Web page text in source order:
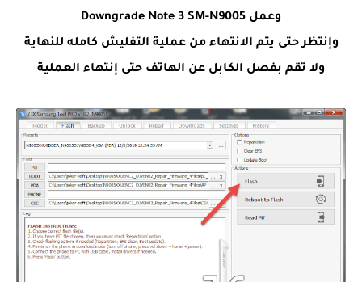
وعمل Downgrade Note 3 SM-N9005
وإنتظر حتى يتم الانتهاء من عملية التفليش كامله للنهاية
ولا تقم بفصل الكابل عن الهاتف حتى إنتهاء العملية